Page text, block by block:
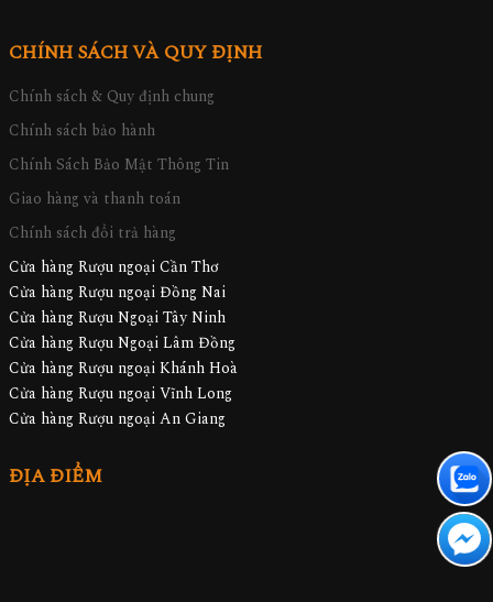
CHÍNH SÁCH VÀ QUY ĐỊNH
Chính sách & Quy định chung
Chính sách bảo hành
Chính Sách Bảo Mật Thông Tin
Giao hàng và thanh toán
Chính sách đổi trả hàng
Cửa hàng Rượu ngoại Cần Thơ
Cửa hàng Rượu ngoại Đồng Nai
Cửa hàng Rượu Ngoại Tây Ninh
Cửa hàng Rượu Ngoại Lâm Đồng
Cửa hàng Rượu ngoại Khánh Hoà
Cửa hàng Rượu ngoại Vĩnh Long
Cửa hàng Rượu ngoại An Giang
ĐỊA ĐIỂM